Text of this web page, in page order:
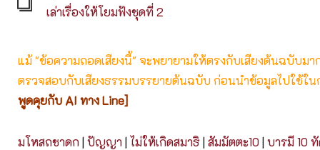
เล่าเรื่องให้โยมฟังชุดที่ 2
แม้ "ข้อความถอดเสียงนี้" จะพยายามให้ตรงกับเสียงต้นฉบับม
ตรวจสอบกับเสียงธรรมบรรยายต้นฉบับ ก่อนนำข้อมูลไปใช้ใน
พูดคุยกับ AI ทาง Line]
มโหสถชาดก| ปัญญา| ไม่ให้เกิดสมาธิ | สัมมัตตะ10 | บารมี 10